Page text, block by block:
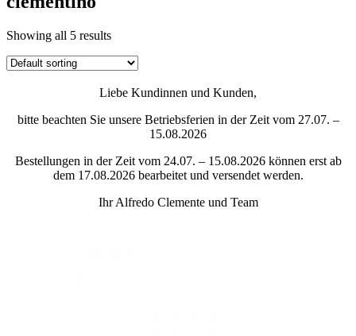
Showing all 5 results
Liebe Kundinnen und Kunden,
bitte beachten Sie unsere Betriebsferien in der Zeit vom 27.07. –
15.08.2026
Bestellungen in der Zeit vom 24.07. – 15.08.2026 können erst ab
dem 17.08.2026 bearbeitet und versendet werden.
Ihr Alfredo Clemente und Team